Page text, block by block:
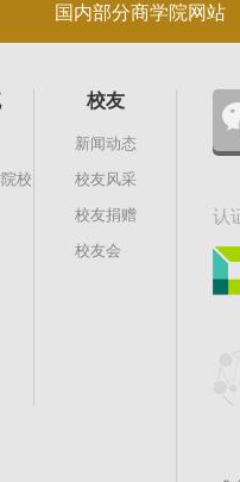
国内部分商学院网站
校
校友
新闻动态
校友风采
校友捐赠
校友会
认